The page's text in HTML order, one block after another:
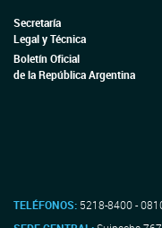
Secretaría
Legal y Técnica
Boletín Oficial
de la República Argentina
TELÉFONOS: 5218-8400 -